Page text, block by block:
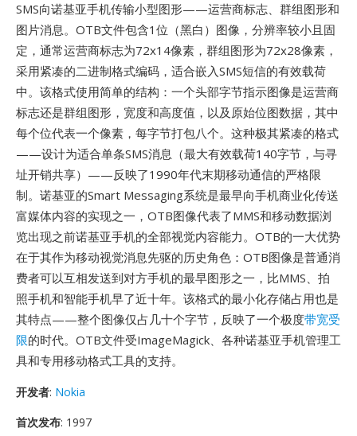
SMS向诺基亚手机传输小型图形——运营商标志、群组图形和
图片消息。OTB文件包含1位（黑白）图像，分辨率较小且固
定，通常运营商标志为72x14像素，群组图形为72x28像素，
采用紧凑的二进制格式编码，适合嵌入SMS短信的有效载荷
中。该格式使用简单的结构：一个头部字节指示图像是运营商
标志还是群组图形，宽度和高度值，以及原始位图数据，其中
每个位代表一个像素，每字节打包八个。这种极其紧凑的格式
——设计为适合单条SMS消息（最大有效载荷140字节，与寻
址开销共享）——反映了1990年代末期移动通信的严格限
制。诺基亚的Smart Messaging系统是最早向手机商业化传送
富媒体内容的实现之一，OTB图像代表了MMS和移动数据浏
览出现之前诺基亚手机的全部视觉内容能力。OTB的一大优势
在于其作为移动视觉消息先驱的历史角色：OTB图像是普通消
费者可以互相发送到对方手机的最早图形之一，比MMS、拍
照手机和智能手机早了近十年。该格式的最小化存储占用也是
其特点——整个图像仅占几十个字节，反映了一个极度带宽受
限的时代。OTB文件受ImageMagick、各种诺基亚手机管理工
具和专用移动格式工具的支持。
开发者: Nokia
首次发布: 1997